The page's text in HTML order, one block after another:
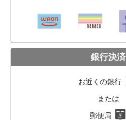
銀行決済
お近くの銀行
または
郵便局